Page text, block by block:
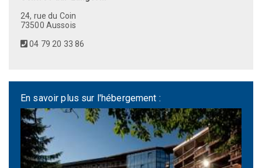
24, rue du Coin
73500 Aussois
04 79 20 33 86
En savoir plus sur l'hébergement :